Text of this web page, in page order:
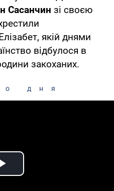
Сасанчин зі своєю
якій днями
відбулося в
закоханих.
дня
Play Video